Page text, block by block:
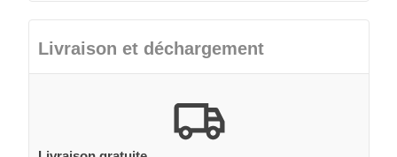
Livraison et déchargement